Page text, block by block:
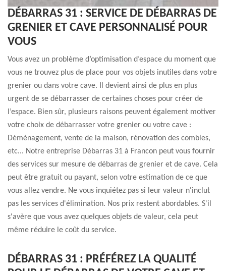
DÉBARRAS 31 : SERVICE DE DÉBARRAS DE
GRENIER ET CAVE PERSONNALISÉ POUR
VOUS
Vous avez un problème d’optimisation d’espace du moment que
vous ne trouvez plus de place pour vos objets inutiles dans votre
grenier ou dans votre cave. Il devient ainsi de plus en plus
urgent de se débarrasser de certaines choses pour créer de
l’espace. Bien sûr, plusieurs raisons peuvent également motiver
votre choix de débarrasser votre grenier ou votre cave :
Déménagement, vente de la maison, rénovation des combles,
etc... Notre entreprise Débarras 31 à Francon peut vous fournir
des services sur mesure de débarras de grenier et de cave. Cela
peut être gratuit ou payant, selon votre estimation de ce que
vous allez vendre. Ne vous inquiétez pas si leur valeur n'inclut
pas les services d'élimination. Nos prix restent abordables. S'il
s'avère que vous avez quelques objets de valeur, cela peut
même réduire le coût du service.
DÉBARRAS 31 : PRÉFÉREZ LA QUALITÉ